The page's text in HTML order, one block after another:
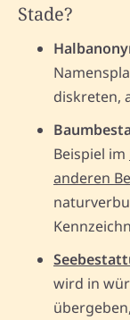
Stade?
diskreten,
Beispiel im
anderen
wird in